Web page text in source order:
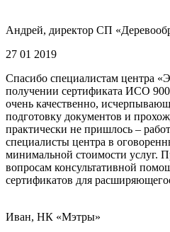
Андрей, директор СП
27 01 2019
Спасибо специалистам центра
получении сертификата ИСО
очень качественно,
подготовку документов и
практически не пришлось –
специалисты центра в
минимальной стоимости услуг.
вопросам консультативной
сертификатов для
Иван, НК «Мэтры»